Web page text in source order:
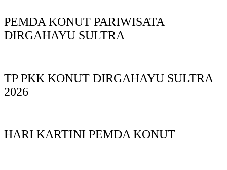
PEMDA KONUT PARIWISATA
DIRGAHAYU SULTRA
TP PKK KONUT DIRGAHAYU SULTRA
2026
HARI KARTINI PEMDA KONUT